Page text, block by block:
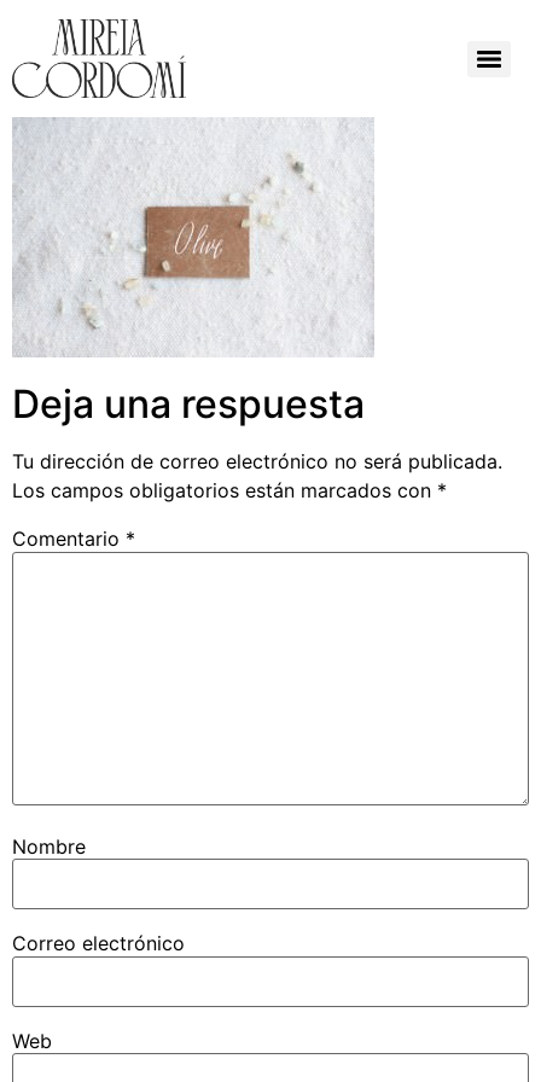
Deja una respuesta
Tu dirección de correo electrónico no será publicada.
Los campos obligatorios están marcados con *
Comentario *
Nombre
Correo electrónico
Web